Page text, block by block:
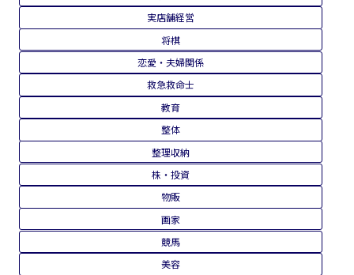
実店舗経営
将棋
恋愛・夫婦関係
救急救命士
教育
整体
整理収納
株・投資
物販
画家
競馬
美容